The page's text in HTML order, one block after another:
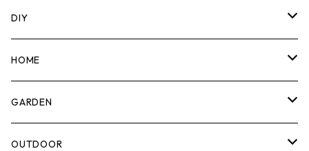
DIY
マーカー
計測機器
腰袋・ツールホルスター
HOME
5ガロンバケツ
キッチン
GARDEN
剪定ばさみ
OUTDOOR